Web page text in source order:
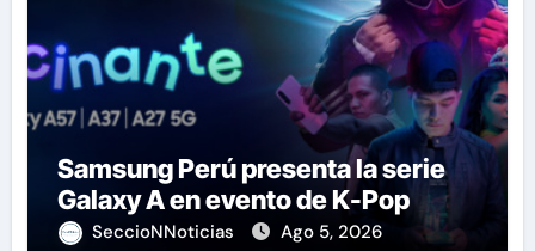
Samsung Perú presenta la serie
Galaxy A en evento de K-Pop
SeccioNNoticias Ago 5, 2026